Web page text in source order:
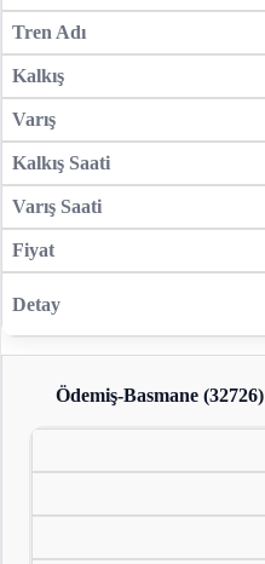
Ödemiş-Basmane (32726)